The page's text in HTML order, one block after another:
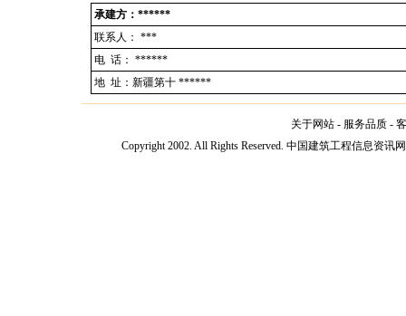
承建方：******
联系人： ***
电 话： ******
地 址：新疆第十 ******
关于网站 - 服务品质 -
Copyright 2002. All Rights Reserved. 中国建筑工程信息资讯